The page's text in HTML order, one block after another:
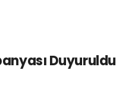
Duyuruldu